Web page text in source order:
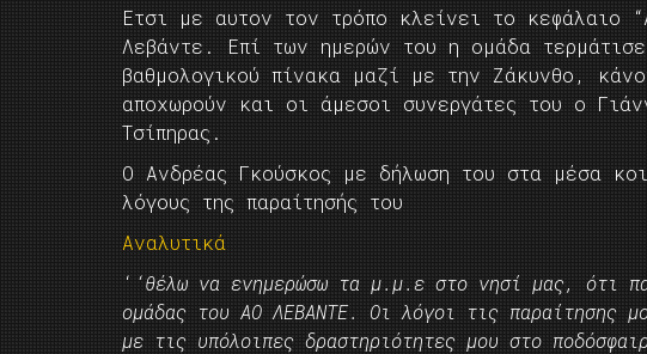
Ετσι με αυτον τον τρόπο κλείνει το κεφάλαιο
Λεβάντε. Επί των ημερών του η ομάδα
βαθμολογικού πίνακα μαζί με την Ζάκυνθο,
αποχωρούν και οι άμεσοι συνεργάτες του ο
Τσίπηρας.
O Ανδρέας Γκούσκος με δήλωση του στα μέσα
λόγους της παραίτησής του
Αναλυτικά
‘ ‘θέλω να ενημερώσω τα μ.μ.ε στο νησί μας, ότι
ομάδας του ΑΟ ΛΕΒΑΝΤΕ. Οι λόγοι τις παραίτησης
με τις υπόλοιπες δραστηριότητες μου στο